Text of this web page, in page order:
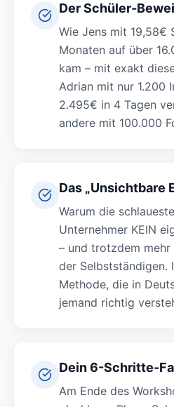
Der Schüler-
Wie Jens mit 19,58€
Monaten auf über
kam – mit exakt
Adrian mit nur 1.200
2.495€ in 4 Tagen
andere mit 100.000
Das „Unsichtbare
Warum die
Unternehmer KEIN
– und trotzdem mehr
der Selbstständigen.
Methode, die in
jemand richtig
Dein 6-Schritte-
Am Ende des